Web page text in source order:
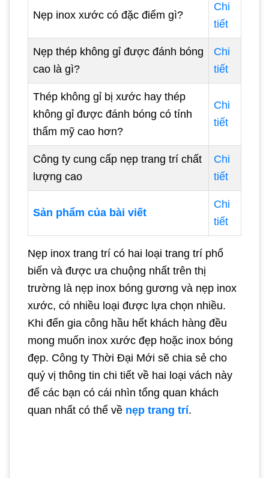
Nẹp inox xước có đặc điểm gì?
Chi
tiết
Nẹp thép không gỉ được đánh bóng
cao là gì?
Chi
tiết
Thép không gỉ bị xước hay thép
không gỉ được đánh bóng có tính
thẩm mỹ cao hơn?
Chi
tiết
Công ty cung cấp nẹp trang trí chất
lượng cao
Chi
tiết
Sản phẩm của bài viết
Chi
tiết
Nẹp inox trang trí có hai loại trang trí phổ
biến và được ưa chuộng nhất trên thị
trường là nẹp inox bóng gương và nẹp inox
xước, có nhiều loại được lựa chọn nhiều.
Khi đến gia công hầu hết khách hàng đều
mong muốn inox xước đẹp hoặc inox bóng
đẹp. Công ty Thời Đại Mới sẽ chia sẻ cho
quý vị thông tin chi tiết về hai loại vách này
để các bạn có cái nhìn tổng quan khách
quan nhất có thể về nẹp trang trí.